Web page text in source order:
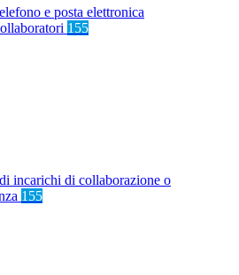
e posta elettronica
155
incarichi di collaborazione o
155